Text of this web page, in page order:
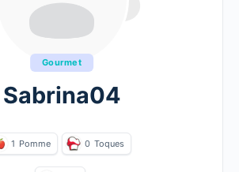
Gourmet
Sabrina04
1 Pomme 0 Toques